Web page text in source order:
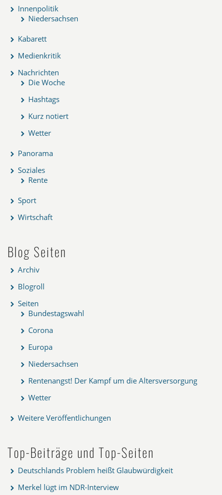
Innenpolitik
Niedersachsen
Kabarett
Medienkritik
Nachrichten
Die Woche
Hashtags
Kurz notiert
Wetter
Panorama
Soziales
Rente
Sport
Wirtschaft
Blog Seiten
Archiv
Blogroll
Seiten
Bundestagswahl
Corona
Europa
Niedersachsen
Rentenangst! Der Kampf um die Altersversorgung
Wetter
Weitere Veröffentlichungen
Top-Beiträge und Top-Seiten
Deutschlands Problem heißt Glaubwürdigkeit
Merkel lügt im NDR-Interview